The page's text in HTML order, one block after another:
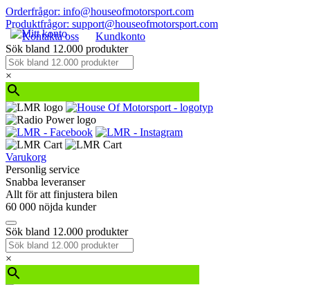
Orderfrågor: info@houseofmotorsport.com
Produktfrågor: support@houseofmotorsport.com
Kontakta oss
Kundkonto
Sök bland 12.000 produkter
×
Varukorg
Personlig service
Snabba leveranser
Allt för att finjustera bilen
60 000 nöjda kunder
Sök bland 12.000 produkter
×